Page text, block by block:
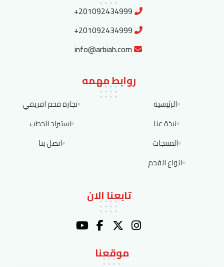
+201092434999
+201092434999
info@arbiah.com
روابط مهمه
الرئيسية
نبذة عنا
المنتجات
انواع الفحم
تجارة فحم افريقي
استيراد الحطب
اتصل بنا
تابعنا الان
موقعنا